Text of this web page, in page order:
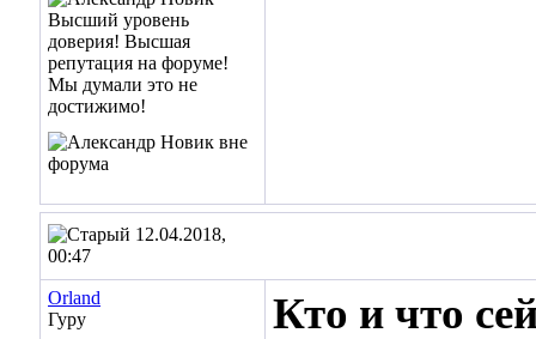
12.04.2018,
00:47
Orland
Гуру
Кто и что